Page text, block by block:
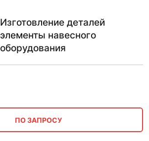
Изготовление деталей
элементы навесного
оборудования
ПО ЗАПРОСУ